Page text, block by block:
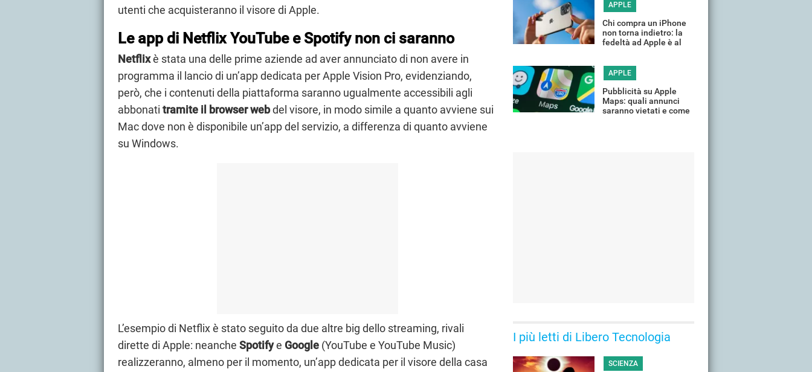
utenti che acquisteranno il visore di Apple.
Le app di Netflix YouTube e Spotify non ci saranno
Netflixè stata una delle prime aziende ad aver annunciato di non avere in
programma il lancio di un’app dedicata per Apple Vision Pro, evidenziando,
però, che i contenuti della piattaforma saranno ugualmente accessibili agli
abbonati tramite il browser webdel visore, in modo simile a quanto avviene sui
Mac dove non è disponibile un’app del servizio, a differenza di quanto avviene
su Windows.
L’esempio di Netflix è stato seguito da due altre big dello streaming, rivali
dirette di Apple: neanche Spotifye Google (YouTube e YouTube Music)
realizzeranno, almeno per il momento, un’app dedicata per il visore della casa
APPLE
Chi compra un iPhone
non torna indietro: la
fedeltà ad Apple è al
APPLE
Pubblicità su Apple
Maps: quali annunci
saranno vietati e come
I più letti di Libero Tecnologia
SCIENZA